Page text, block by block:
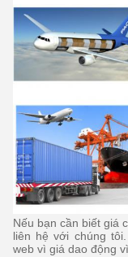
Nếu bạn cần biết giá
liên hệ với chúng tôi.
web vì giá dao động